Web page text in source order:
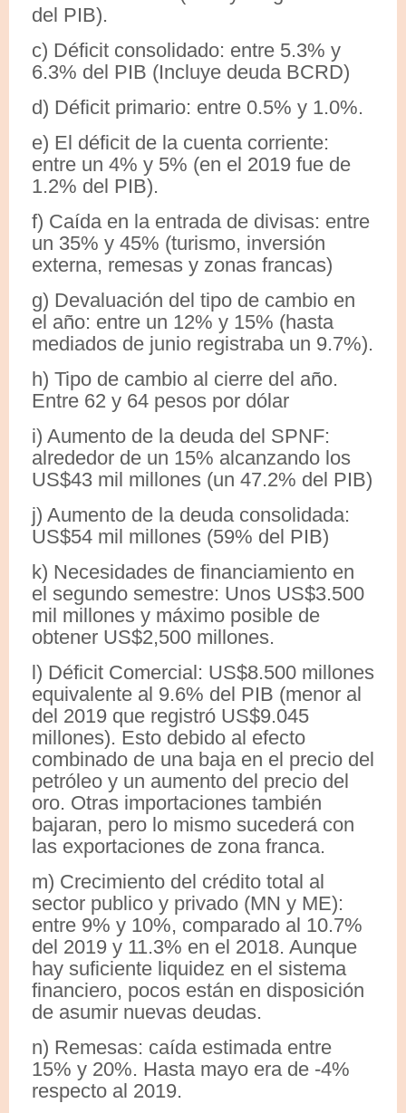
del PIB).
c) Déficit consolidado: entre 5.3% y
6.3% del PIB (Incluye deuda BCRD)
d) Déficit primario: entre 0.5% y 1.0%.
e) El déficit de la cuenta corriente:
entre un 4% y 5% (en el 2019 fue de
1.2% del PIB).
f) Caída en la entrada de divisas: entre
un 35% y 45% (turismo, inversión
externa, remesas y zonas francas)
g) Devaluación del tipo de cambio en
el año: entre un 12% y 15% (hasta
mediados de junio registraba un 9.7%).
h) Tipo de cambio al cierre del año.
Entre 62 y 64 pesos por dólar
i) Aumento de la deuda del SPNF:
alrededor de un 15% alcanzando los
US$43 mil millones (un 47.2% del PIB)
j) Aumento de la deuda consolidada:
US$54 mil millones (59% del PIB)
k) Necesidades de financiamiento en
el segundo semestre: Unos US$3.500
mil millones y máximo posible de
obtener US$2,500 millones.
l) Déficit Comercial: US$8.500 millones
equivalente al 9.6% del PIB (menor al
del 2019 que registró US$9.045
millones). Esto debido al efecto
combinado de una baja en el precio del
petróleo y un aumento del precio del
oro. Otras importaciones también
bajaran, pero lo mismo sucederá con
las exportaciones de zona franca.
m) Crecimiento del crédito total al
sector publico y privado (MN y ME):
entre 9% y 10%, comparado al 10.7%
del 2019 y 11.3% en el 2018. Aunque
hay suficiente liquidez en el sistema
financiero, pocos están en disposición
de asumir nuevas deudas.
n) Remesas: caída estimada entre
15% y 20%. Hasta mayo era de -4%
respecto al 2019.